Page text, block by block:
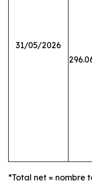
31/05/2026
*Total net = nombre